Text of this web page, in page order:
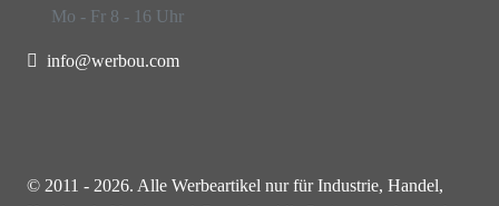
Mo - Fr 8 - 16 Uhr
info@werbou.com
© 2011 - 2026. Alle Werbeartikel nur für Industrie, Handel,